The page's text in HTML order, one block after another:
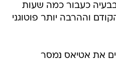
כעבור כמה שעות
וההרבה יותר פוטוגני
את אטיאס נמסר